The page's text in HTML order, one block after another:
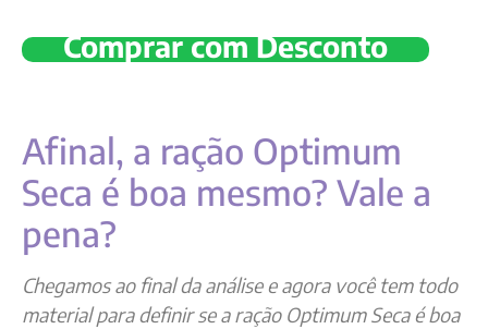
Comprar com Desconto
Afinal, a ração Optimum
Seca é boa mesmo? Vale a
pena?
Chegamos ao final da análise e agora você tem todo
material para definir se a ração Optimum Seca é boa